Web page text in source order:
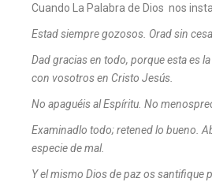
Cuando La Palabra de Dios nos
Estad siempre gozosos. Orad sin
Dad gracias en todo, porque esta es
con vosotros en Cristo Jesús.
No apaguéis al Espíritu. No
Examinadlo todo; retened lo bueno.
especie de mal.
Y el mismo Dios de paz os santifique